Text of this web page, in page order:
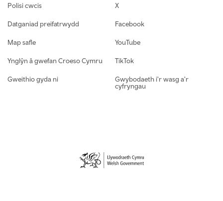
Polisi cwcis
Datganiad preifatrwydd
Map safle
Ynglŷn â gwefan Croeso Cymru
Gweithio gyda ni
X
Facebook
YouTube
TikTok
Gwybodaeth i'r wasg a'r
cyfryngau